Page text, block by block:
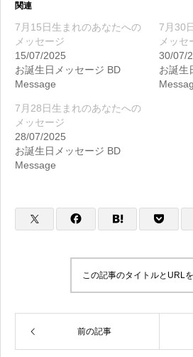
関連
7月15日生まれのあなたへの
メッセージ
15/07/2025
お誕生日メッセージ BD
Message
7月30
メッセ
30/07/
お誕生
7月28日生まれのあなたへの
メッセージ
28/07/2025
お誕生日メッセージ BD
Message
この記事のタイトルとURL
前の記事